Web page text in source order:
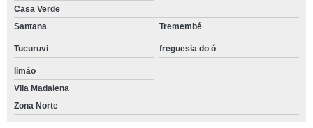
Casa Verde
Santana
Tremembé
Tucuruvi freguesia do ó
limão
Vila Madalena
Zona Norte